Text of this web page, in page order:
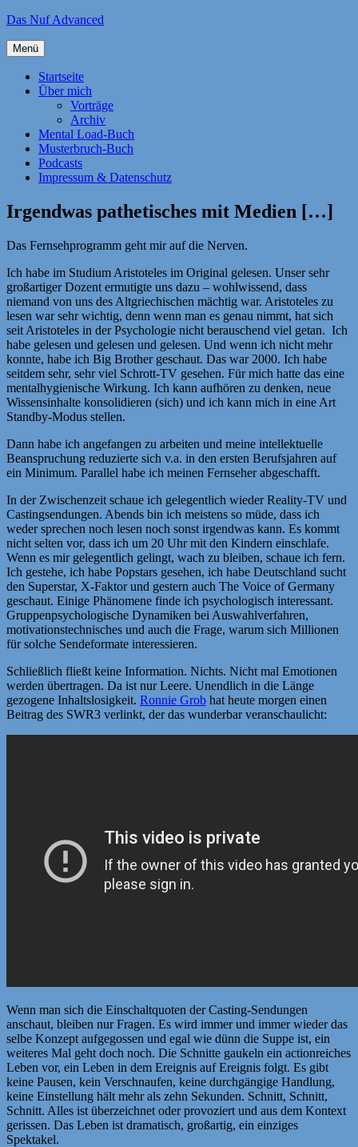
Zum
springen
Das Nuf Advanced
Menü
Startseite
Über mich
Vorträge
Archiv
Mental Load-Buch
Musterbruch-Buch
Podcasts
Impressum & Datenschutz
Irgendwas pathetisches mit Medien […]
Das Fernsehprogramm geht mir auf die Nerven.
Ich habe im Studium Aristoteles im Original gelesen. Unser sehr
großartiger Dozent ermutigte uns dazu – wohlwissend, dass
niemand von uns des Altgriechischen mächtig war. Aristoteles zu
lesen war sehr wichtig, denn wenn man es genau nimmt, hat sich
seit Aristoteles in der Psychologie nicht berauschend viel getan. Ich
habe gelesen und gelesen und gelesen. Und wenn ich nicht mehr
konnte, habe ich Big Brother geschaut. Das war 2000. Ich habe
seitdem sehr, sehr viel Schrott-TV gesehen. Für mich hatte das eine
mentalhygienische Wirkung. Ich kann aufhören zu denken, neue
Wissensinhalte konsolidieren (sich) und ich kann mich in eine Art
Standby-Modus stellen.
Dann habe ich angefangen zu arbeiten und meine intellektuelle
Beanspruchung reduzierte sich v.a. in den ersten Berufsjahren auf
ein Minimum. Parallel habe ich meinen Fernseher abgeschafft.
In der Zwischenzeit schaue ich gelegentlich wieder Reality-TV und
Castingsendungen. Abends bin ich meistens so müde, dass ich
weder sprechen noch lesen noch sonst irgendwas kann. Es kommt
nicht selten vor, dass ich um 20 Uhr mit den Kindern einschlafe.
Wenn es mir gelegentlich gelingt, wach zu bleiben, schaue ich fern.
Ich gestehe, ich habe Popstars gesehen, ich habe Deutschland sucht
den Superstar, X-Faktor und gestern auch The Voice of Germany
geschaut. Einige Phänomene finde ich psychologisch interessant.
Gruppenpsychologische Dynamiken bei Auswahlverfahren,
motivationstechnisches und auch die Frage, warum sich Millionen
für solche Sendeformate interessieren.
Schließlich fließt keine Information. Nichts. Nicht mal Emotionen
werden übertragen. Da ist nur Leere. Unendlich in die Länge
gezogene Inhaltslosigkeit. Ronnie Grob hat heute morgen einen
Beitrag des SWR3 verlinkt, der das wunderbar veranschaulicht:
Wenn man sich die Einschaltquoten der Casting-Sendungen
anschaut, bleiben nur Fragen. Es wird immer und immer wieder das
selbe Konzept aufgegossen und egal wie dünn die Suppe ist, ein
weiteres Mal geht doch noch. Die Schnitte gaukeln ein actionreiches
Leben vor, ein Leben in dem Ereignis auf Ereignis folgt. Es gibt
keine Pausen, kein Verschnaufen, keine durchgängige Handlung,
keine Einstellung hält mehr als zehn Sekunden. Schnitt, Schnitt,
Schnitt. Alles ist überzeichnet oder provoziert und aus dem Kontext
gerissen. Das Leben ist dramatisch, großartig, ein einziges
Spektakel.